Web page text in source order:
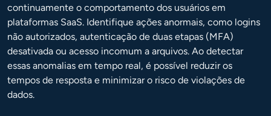
continuamente o comportamento dos usuários em
plataformas SaaS. Identifique ações anormais, como logins
não autorizados, autenticação de duas etapas (MFA)
desativada ou acesso incomum a arquivos. Ao detectar
essas anomalias em tempo real, é possível reduzir os
tempos de resposta e minimizar o risco de violações de
dados.